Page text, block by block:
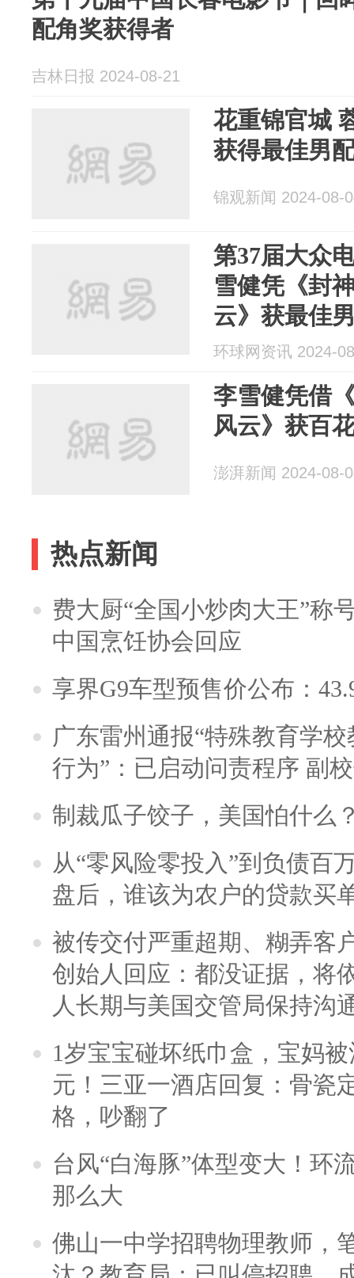
配角奖获得者
吉林日报 2024-08-21
花重锦官城
获得最佳男
锦观新闻 2024-08-
第37届大众
雪健凭《封
云》获最佳
环球网资讯 2024-
李雪健凭借
风云》获百
澎湃新闻 2024-08-
热点新闻
费大厨“全国小炒肉大王”称
中国烹饪协会回应
享界G9车型预售价公布：
广东雷州通报“特殊教育学
行为”：已启动问责程序 副
制裁瓜子饺子，美国怕什么
从“零风险零投入”到负债百
盘后，谁该为农户的贷款买
被传交付严重超期、糊弄客
创始人回应：都没证据，将
人长期与美国交管局保持沟
1岁宝宝碰坏纸巾盒，宝妈
元！三亚一酒店回复：骨瓷
格，吵翻了
台风“白海豚”体型变大！环
那么大
佛山一中学招聘物理教师，